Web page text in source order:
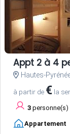
Appt 2 à 4
Hautes-
à partir de € la
3 personne(s)
Appartement